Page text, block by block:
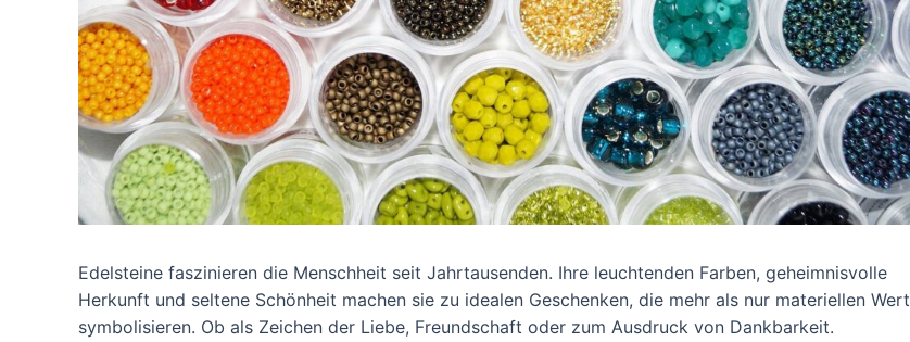
Edelsteine faszinieren die Menschheit seit Jahrtausenden. Ihre leuchtenden Farben, geheimnisvolle
Herkunft und seltene Schönheit machen sie zu idealen Geschenken, die mehr als nur materiellen Wert
symbolisieren. Ob als Zeichen der Liebe, Freundschaft oder zum Ausdruck von Dankbarkeit.